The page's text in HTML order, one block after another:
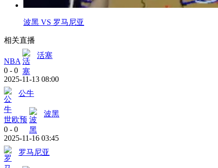
波黑 VS 罗马尼亚
相关直播
NBA
活塞
0 - 0
2025-11-13 08:00
公牛
世欧预
波黑
0 - 0
2025-11-16 03:45
罗马尼亚